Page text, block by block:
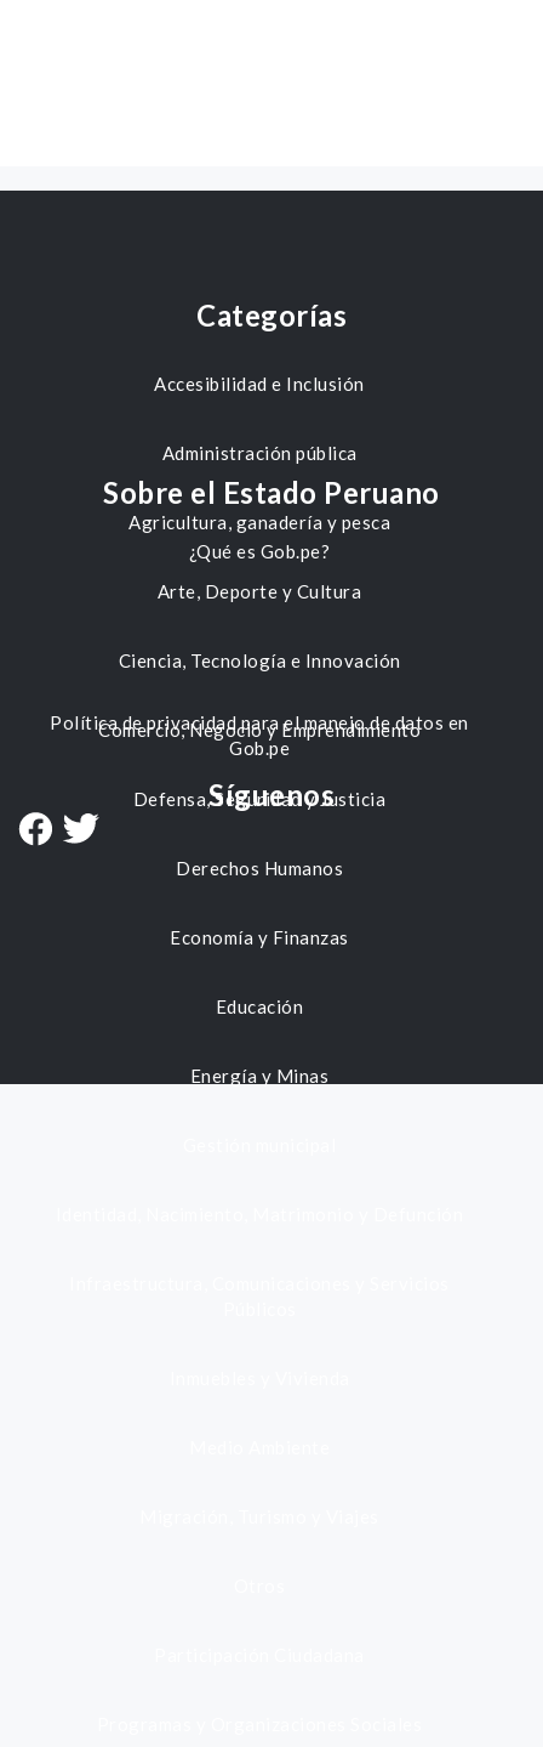
Categorías
Accesibilidad e Inclusión
Administración pública
Agricultura, ganadería y pesca
Arte, Deporte y Cultura
Ciencia, Tecnología e Innovación
Comercio, Negocio y Emprendimiento
Defensa, Seguridad y Justicia
Derechos Humanos
Economía y Finanzas
Educación
Energía y Minas
Sobre el Estado Peruano
¿Qué es Gob.pe?
Política de privacidad para el manejo de datos en
Gob.pe
Síguenos